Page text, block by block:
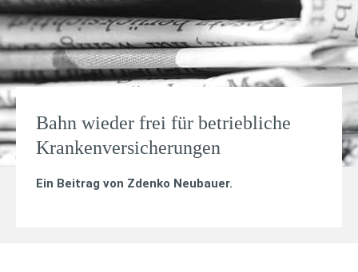
Bahn wieder frei für betriebliche
Krankenversicherungen
Ein Beitrag von Zdenko Neubauer.